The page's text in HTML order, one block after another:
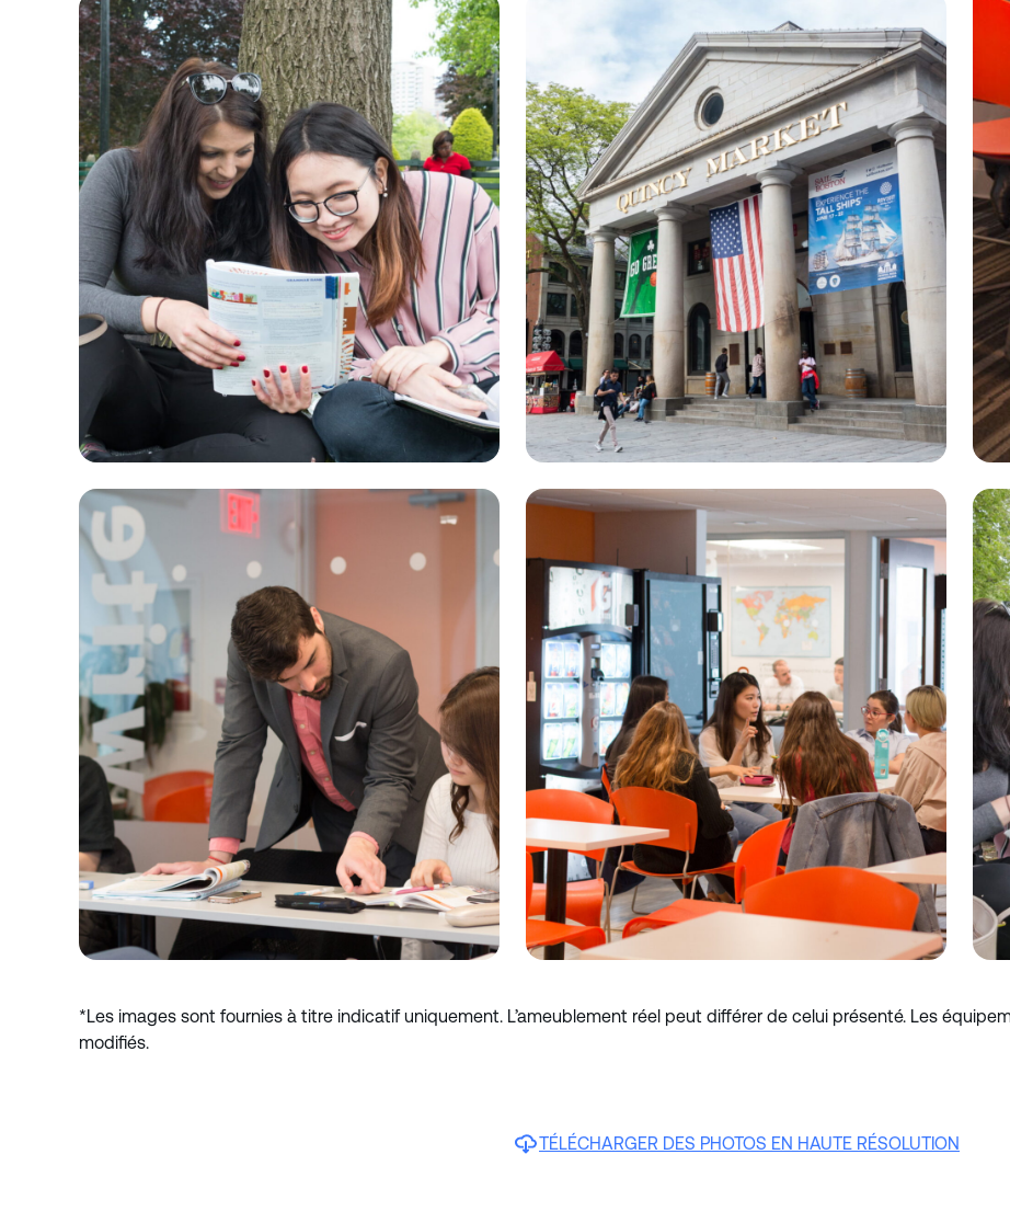
*Les images sont fournies à titre indicatif uniquement. L’ameublement réel peut différer de celui présenté. Les
modifiés.
TÉLÉCHARGER DES PHOTOS EN HAUTE RÉSOLUTION